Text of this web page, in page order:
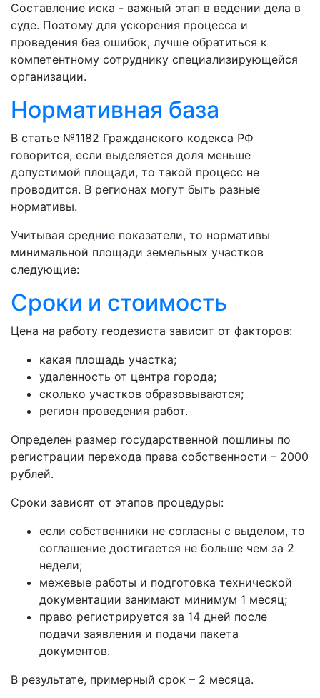
Составление иска - важный этап в ведении дела в
суде. Поэтому для ускорения процесса и
проведения без ошибок, лучше обратиться к
компетентному сотруднику специализирующейся
организации.
Нормативная база
В статье №1182 Гражданского кодекса РФ
говорится, если выделяется доля меньше
допустимой площади, то такой процесс не
проводится. В регионах могут быть разные
нормативы.
Учитывая средние показатели, то нормативы
минимальной площади земельных участков
следующие:
Сроки и стоимость
Цена на работу геодезиста зависит от факторов:
какая площадь участка;
удаленность от центра города;
сколько участков образовываются;
регион проведения работ.
Определен размер государственной пошлины по
регистрации перехода права собственности – 2000
рублей.
Сроки зависят от этапов процедуры:
если собственники не согласны с выделом, то
соглашение достигается не больше чем за 2
недели;
межевые работы и подготовка технической
документации занимают минимум 1 месяц;
право регистрируется за 14 дней после
подачи заявления и подачи пакета
документов.
В результате, примерный срок – 2 месяца.